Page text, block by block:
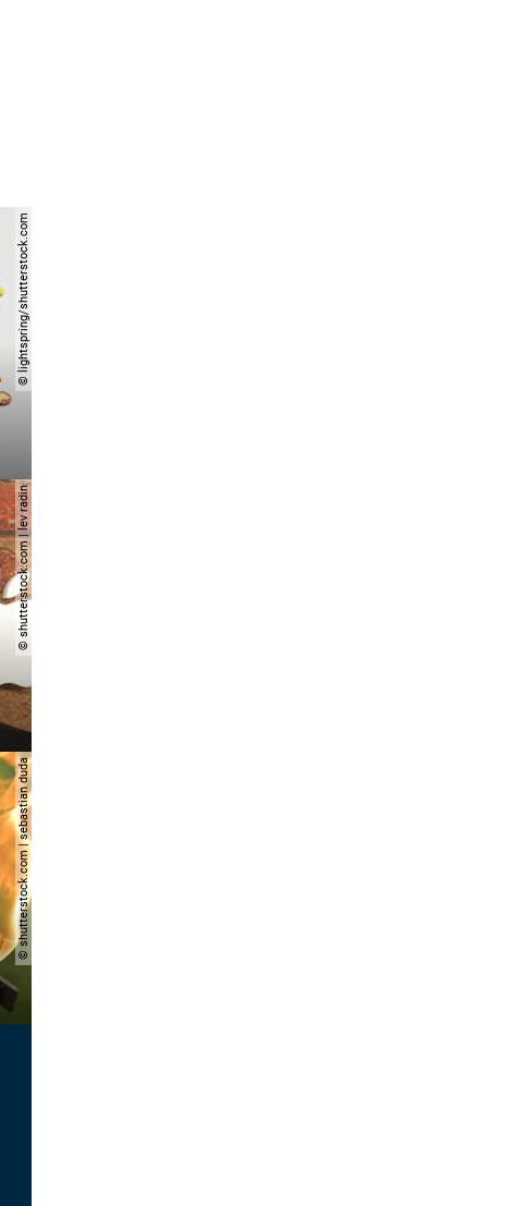
© lightspring/shutterstock.com
© shutterstock.com | lev radin
© shutterstock.com | sebastian duda